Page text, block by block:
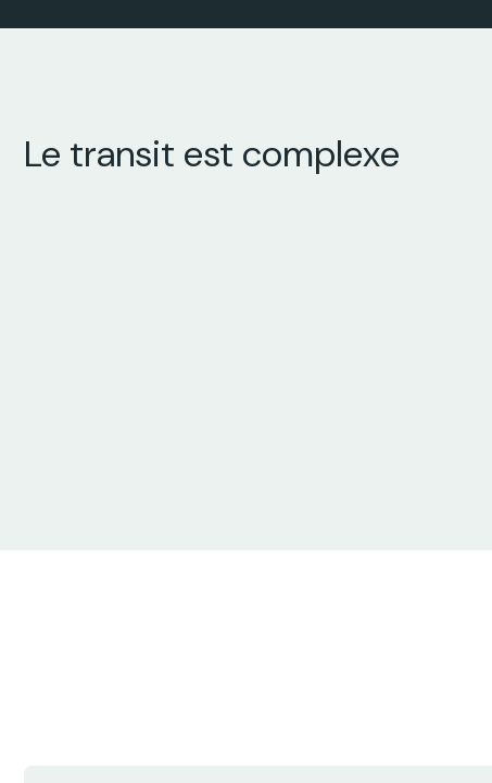
Le transit est complexe